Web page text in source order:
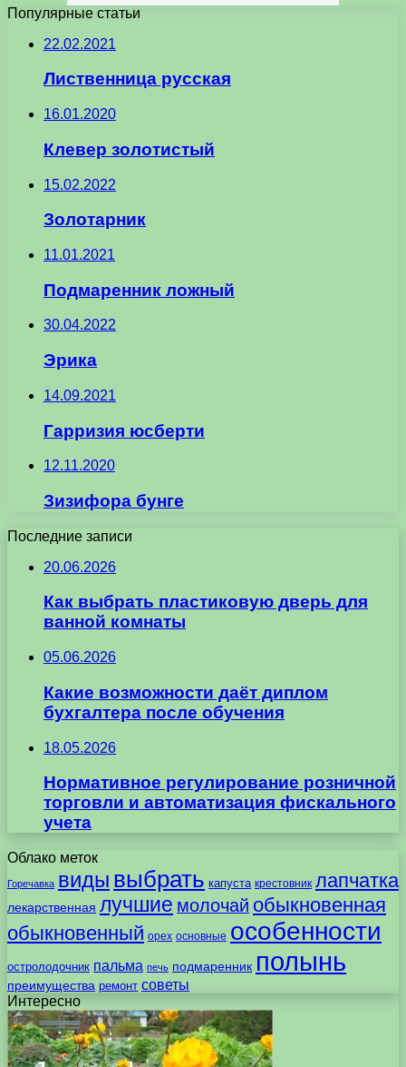
Популярные статьи
22.02.2021
Лиственница русская
16.01.2020
Клевер золотистый
15.02.2022
Золотарник
11.01.2021
Подмаренник ложный
30.04.2022
Эрика
14.09.2021
Гарризия юсберти
12.11.2020
Зизифора бунге
Последние записи
20.06.2026
Как выбрать пластиковую дверь для
ванной комнаты
05.06.2026
Какие возможности даёт диплом
бухгалтера после обучения
18.05.2026
Нормативное регулирование розничной
торговли и автоматизация фискального
учета
Облако меток
Горечавка виды выбрать капуста крестовник лапчатка
лекарственная лучшие молочай обыкновенная
обыкновенный орех основные особенности
остролодочник пальма печь подмаренник полынь
преимущества ремонт советы
Интересно